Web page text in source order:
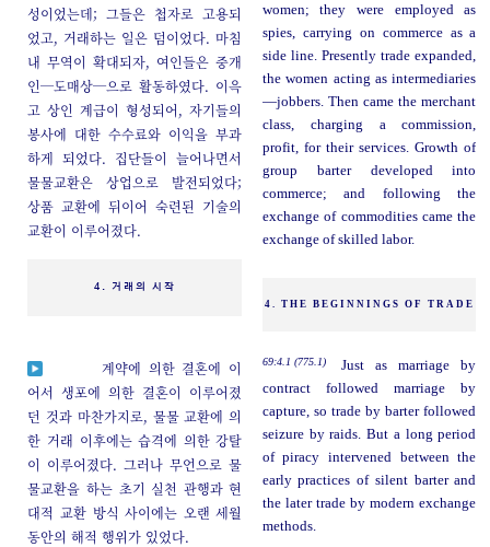
성이었는데; 그들은 첩자로 고용되
었고, 거래하는 일은 덤이었다. 마침
내 무역이 확대되자, 여인들은 중개
인─도매상─으로 활동하였다. 이윽
고 상인 계급이 형성되어, 자기들의
봉사에 대한 수수료와 이익을 부과
하게 되었다. 집단들이 늘어나면서
물물교환은 상업으로 발전되었다;
상품 교환에 뒤이어 숙련된 기술의
교환이 이루어졌다.
women; they were employed as
spies, carrying on commerce as a
side line. Presently trade expanded,
the women acting as intermediaries
—jobbers. Then came the merchant
class, charging a commission,
profit, for their services. Growth of
group barter developed into
commerce; and following the
exchange of commodities came the
exchange of skilled labor.
4. 거래의 시작
4. THE BEGINNINGS OF TRADE
계약에 의한 결혼에 이
어서 생포에 의한 결혼이 이루어졌
던 것과 마찬가지로, 물물 교환에 의
한 거래 이후에는 습격에 의한 강탈
이 이루어졌다. 그러나 무언으로 물
물교환을 하는 초기 실천 관행과 현
대적 교환 방식 사이에는 오랜 세월
동안의 해적 행위가 있었다.
69:4.1 (775.1)
Just as marriage by
contract followed marriage by
capture, so trade by barter followed
seizure by raids. But a long period
of piracy intervened between the
early practices of silent barter and
the later trade by modern exchange
methods.